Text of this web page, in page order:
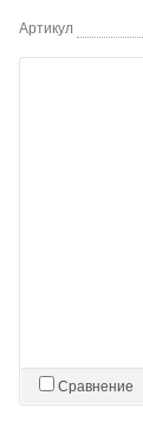
Артикул
Сравнение